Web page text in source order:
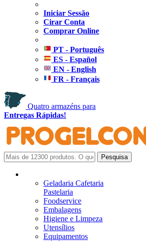
Iniciar Sessão
Cirar Conta
Comprar Online
PT - Português
ES - Español
EN - English
FR - Français
Quatro armazéns para
Entregas Rápidas!
Geladaria Cafetaria
Pastelaria
Foodservice
Embalagens
Higiene e Limpeza
Utensílios
Equipamentos